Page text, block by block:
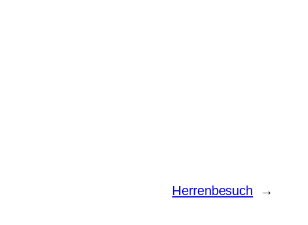
Herrenbesuch →